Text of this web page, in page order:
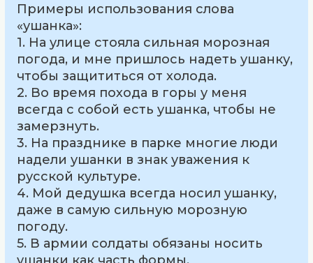
Примеры использования слова
«ушанка»:
1. На улице стояла сильная морозная
погода, и мне пришлось надеть ушанку,
чтобы защититься от холода.
2. Во время похода в горы у меня
всегда с собой есть ушанка, чтобы не
замерзнуть.
3. На празднике в парке многие люди
надели ушанки в знак уважения к
русской культуре.
4. Мой дедушка всегда носил ушанку,
даже в самую сильную морозную
погоду.
5. В армии солдаты обязаны носить
ушанки как часть формы.